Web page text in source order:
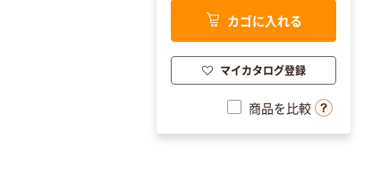
カゴに入れる
マイカタログ登録
商品を比較